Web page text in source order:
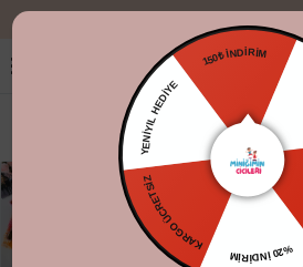
150₺ İNDİRİM
%20 İNDİRİM
KARGO ÜCRETSİZ
YENİYIL HEDİYE